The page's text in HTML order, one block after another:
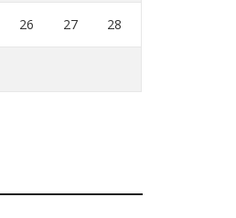
26 27 28